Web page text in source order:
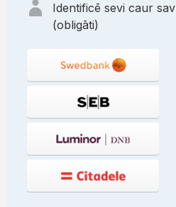
Identificē sevi caur
(obligāti)